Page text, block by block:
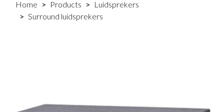
Home Products
Luidsprekers
Surround luidsprekers